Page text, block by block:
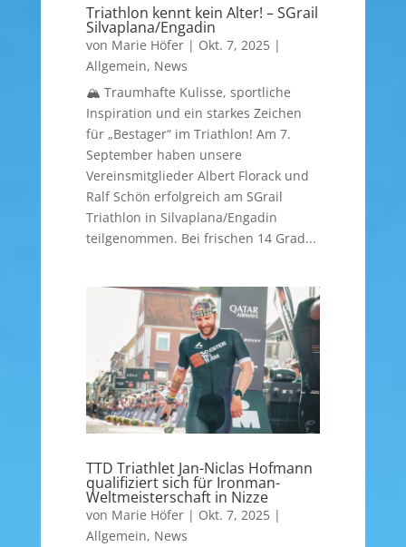
Triathlon kennt kein Alter! – SGrail
Silvaplana/Engadin
von Marie Höfer| Okt. 7, 2025|
Allgemein, News
🏔️ Traumhafte Kulisse, sportliche
Inspiration und ein starkes Zeichen
für „Bestager“ im Triathlon! Am 7.
September haben unsere
Vereinsmitglieder Albert Florack und
Ralf Schön erfolgreich am SGrail
Triathlon in Silvaplana/Engadin
teilgenommen. Bei frischen 14 Grad...
TTD Triathlet Jan-Niclas Hofmann
qualifiziert sich für Ironman-
Weltmeisterschaft in Nizze
von Marie Höfer| Okt. 7, 2025|
Allgemein, News